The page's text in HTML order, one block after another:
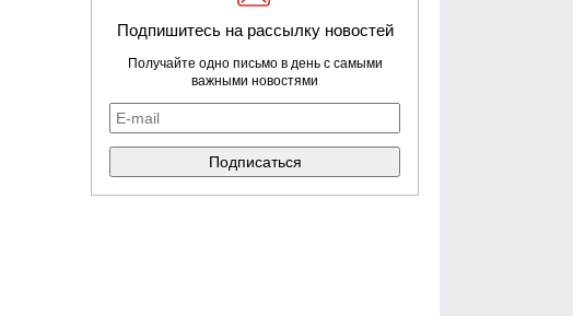
Подпишитесь на рассылку новостей
Получайте одно письмо в день с самыми
важными новостями